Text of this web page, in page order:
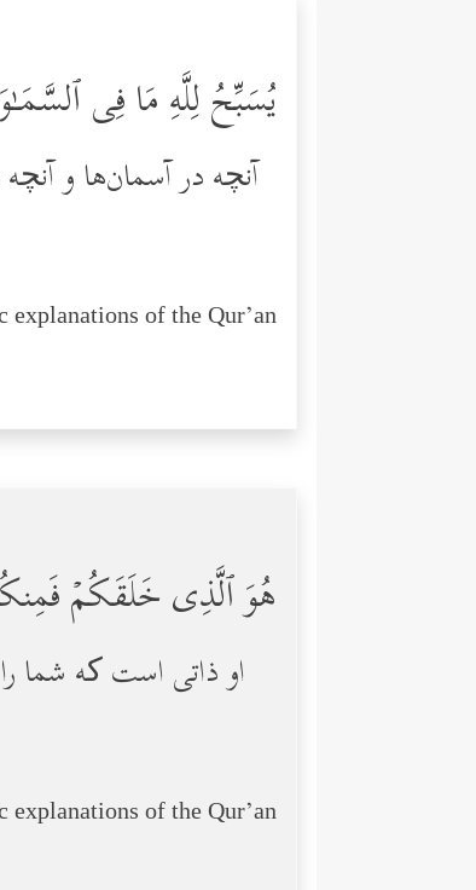
یُسَبِّحُ لِلَّهِ مَا فِی
آنچه در آسمان‌ها و
explanations of the Qur’an:
هُوَ ٱلَّذِی خَلَقَكُمۡ
او ذاتی است که شما
explanations of the Qur’an: